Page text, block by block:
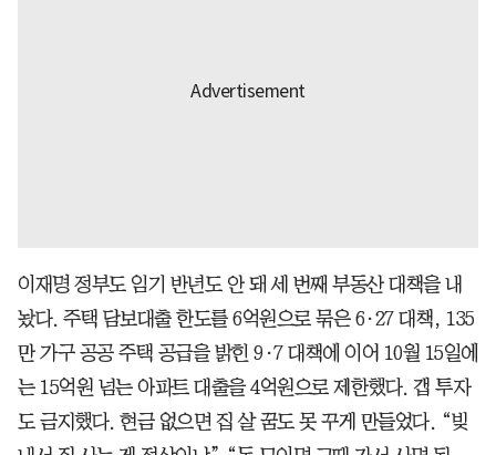
이재명 정부도 임기 반년도 안 돼 세 번째 부동산 대책을 내
놨다. 주택 담보대출 한도를 6억원으로 묶은 6·27 대책, 135
만 가구 공공 주택 공급을 밝힌 9·7 대책에 이어 10월 15일에
는 15억원 넘는 아파트 대출을 4억원으로 제한했다. 갭 투자
도 금지했다. 현금 없으면 집 살 꿈도 못 꾸게 만들었다. “빚